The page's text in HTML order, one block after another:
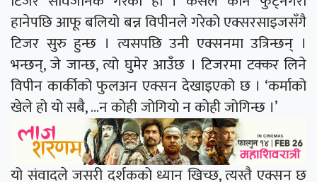
हानेपछि आफू बलियो बन्न विपीनले गरेको एक्सरसाइजसँगै
टिजर सुरु हुन्छ । त्यसपछि उनी एक्सनमा उत्रिन्छन् ।
भन्छन्, जे जान्छ, त्यो घुमेर आउँछ । टिजरमा टक्कर लिने
विपीन कार्कीको फुलअन एक्सन देखाइएको छ । ‘कर्माको
खेले हो यो सबै, …न कोही जोगियो न कोही जोगिन्छ ।’
यो संवादले जसरी दर्शकको ध्यान खिच्छ, त्यस्तै एक्सन छ